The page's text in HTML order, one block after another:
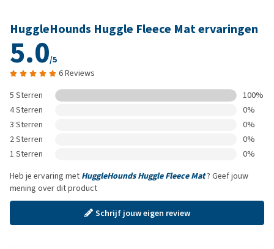
HuggleHounds Huggle Fleece Mat ervaringen
5.0/5
6 Reviews
5 Sterren
100%
4 Sterren
0%
3 Sterren
0%
2 Sterren
0%
1 Sterren
0%
Heb je ervaring met HuggleHounds Huggle Fleece Mat? Geef jouw
mening over dit product
Schrijf jouw eigen review